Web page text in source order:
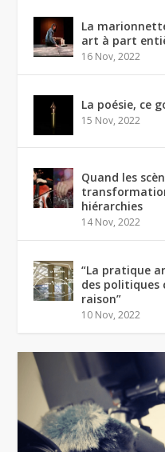
La
art à part
16 Nov, 2022
La poésie, ce
15 Nov, 2022
Quand les
hiérarchies
14 Nov, 2022
“La pratique
des politiques
raison”
10 Nov, 2022